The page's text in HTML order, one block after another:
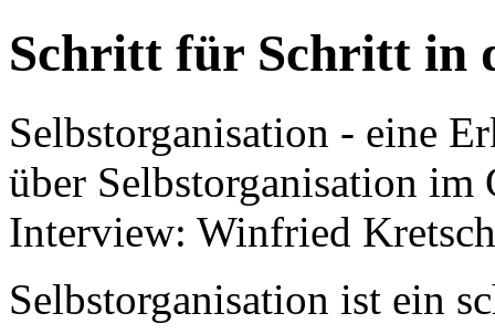
Schritt für Schritt in
Selbstorganisation - eine
über Selbstorganisation im
Interview: Winfried
Selbstorganisation ist ein